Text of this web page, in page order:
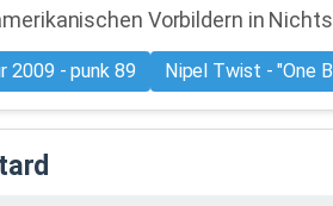
Vorbildern in
2009 - punk 89 Nipel Twist - "One